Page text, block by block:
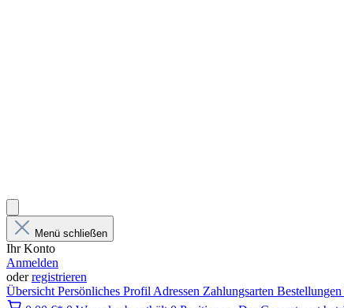
Menü schließen
Ihr Konto
Anmelden
oderregistrieren
Übersicht Persönliches Profil Adressen Zahlungsarten Bestellungen